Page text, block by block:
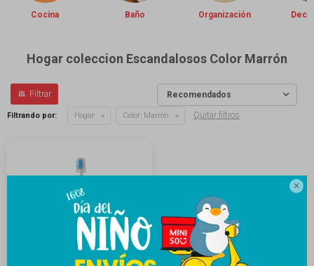

Cocina Baño Organización
Hogar coleccion Escandalosos Color Marrón
Recomendados
Filtrando por: Hogar Color: Marrón Quitar filtros